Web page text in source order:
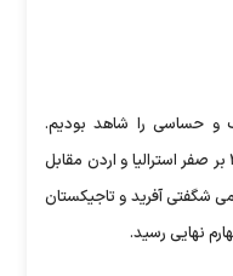
و حساسی را شاهد بودیم.
پرگل‌ترین بردها در این مسابقات، پیروزی ۴ بر صفر استرالیا و اردن مقابل
شگفتی آفرید و تاجیکستان
نهایی رسید.